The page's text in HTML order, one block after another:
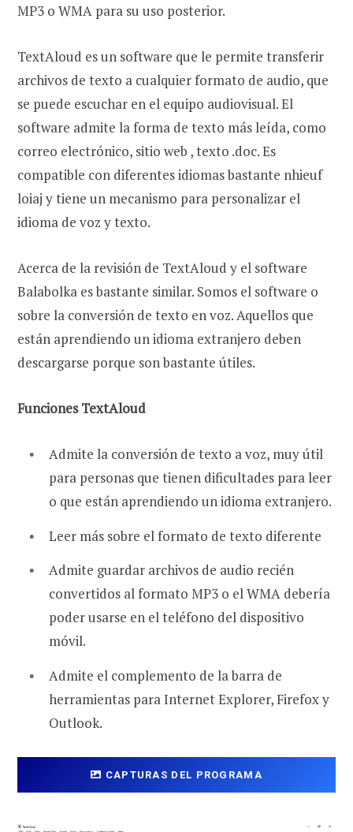
MP3 o WMA para su uso posterior.
TextAloud es un software que le permite transferir
archivos de texto a cualquier formato de audio, que
se puede escuchar en el equipo audiovisual. El
software admite la forma de texto más leída, como
correo electrónico, sitio web , texto .doc. Es
compatible con diferentes idiomas bastante nhieuf
loiaj y tiene un mecanismo para personalizar el
idioma de voz y texto.
Acerca de la revisión de TextAloud y el software
Balabolka es bastante similar. Somos el software o
sobre la conversión de texto en voz. Aquellos que
están aprendiendo un idioma extranjero deben
descargarse porque son bastante útiles.
Funciones TextAloud
Admite la conversión de texto a voz, muy útil
para personas que tienen dificultades para leer
o que están aprendiendo un idioma extranjero.
Leer más sobre el formato de texto diferente
Admite guardar archivos de audio recién
convertidos al formato MP3 o el WMA debería
poder usarse en el teléfono del dispositivo
móvil.
Admite el complemento de la barra de
herramientas para Internet Explorer, Firefox y
Outlook.
CAPTURAS DEL PROGRAMA